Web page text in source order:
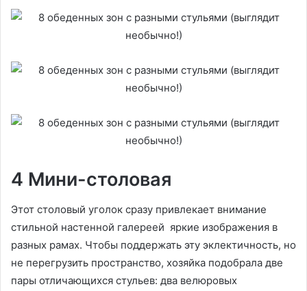
4 Мини-столовая
Этот столовый уголок сразу привлекает внимание
стильной настенной галереей яркие изображения в
разных рамах. Чтобы поддержать эту эклектичность, но
не перегрузить пространство, хозяйка подобрала две
пары отличающихся стульев: два велюровых